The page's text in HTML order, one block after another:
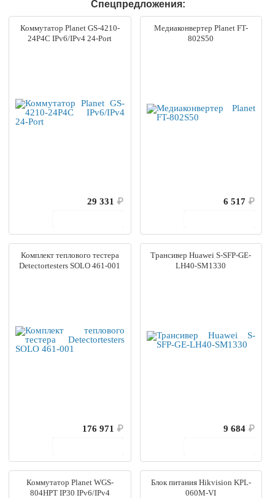
Спецпредложения:
Коммутатор Planet GS-4210-
24P4C IPv6/IPv4 24-Port
29 331 ₽
Медиаконвертер Planet FT-
802S50
6 517 ₽
Комплект теплового тестера
Detectortesters SOLO 461-001
176 971 ₽
Трансивер Huawei S-SFP-GE-
LH40-SM1330
9 684 ₽
Коммутатор Planet WGS-
804HPT IP30 IPv6/IPv4
Блок питания Hikvision KPL-
060M-VI